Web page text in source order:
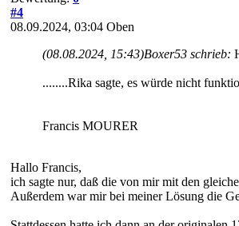
#4
08.09.2024, 03:04 Oben
(08.08.2024, 15:43)Boxer53 schrieb:
........Rika sagte, es würde nicht
Francis MOURER
Hallo Francis,
ich sagte nur, daß die von mir mit den
Außerdem war mir bei meiner Lösung die